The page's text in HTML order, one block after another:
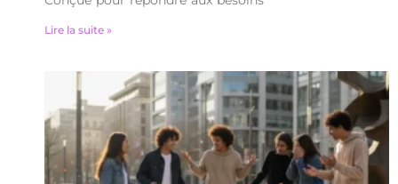
Lire la suite »